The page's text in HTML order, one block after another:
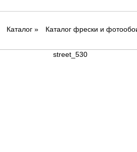
Каталог » Каталог фрески и